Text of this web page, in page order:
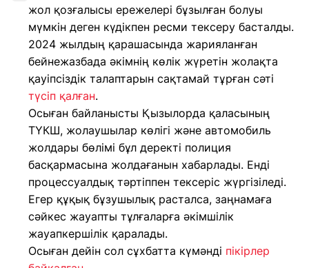
жол қозғалысы ережелері бұзылған болуы
мүмкін деген күдікпен ресми тексеру басталды.
2024 жылдың қарашасында жарияланған
бейнежазбада әкімнің көлік жүретін жолақта
қауіпсіздік талаптарын сақтамай тұрған сәті
түсіп қалған.
Осыған байланысты Қызылорда қаласының
ТҮКШ, жолаушылар көлігі және автомобиль
жолдары бөлімі бұл деректі полиция
басқармасына жолдағанын хабарлады. Енді
процессуалдық тәртіппен тексеріс жүргізіледі.
Егер құқық бұзушылық расталса, заңнамаға
сәйкес жауапты тұлғаларға әкімшілік
жауапкершілік қаралады.
Осыған дейін сол сұхбатта күмәнді пікірлер